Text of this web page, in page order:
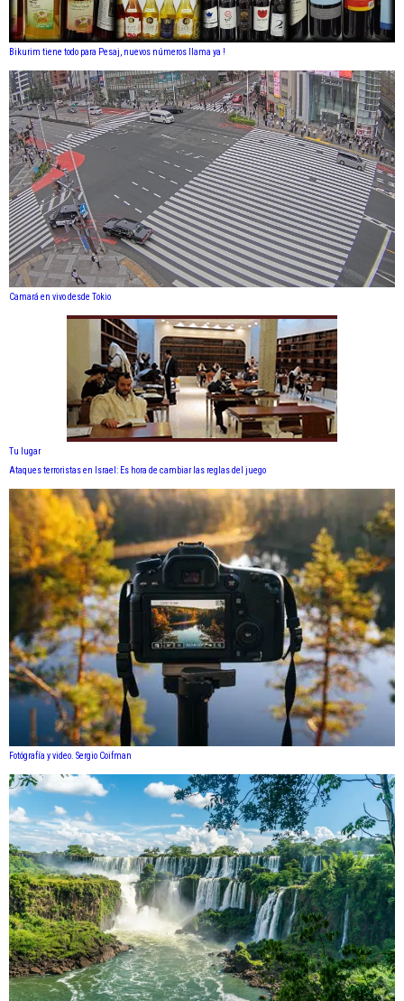
Bikurim tiene todo para Pesaj, nuevos números llama ya !
Camará en vivo desde Tokio
Tu lugar
Ataques terroristas en Israel: Es hora de cambiar las reglas del juego
Fotógrafía y video. Sergio Coifman